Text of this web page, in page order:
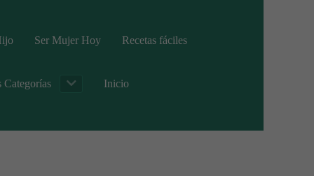
Ser Mujer Hoy Recetas fáciles
Categorías Inicio